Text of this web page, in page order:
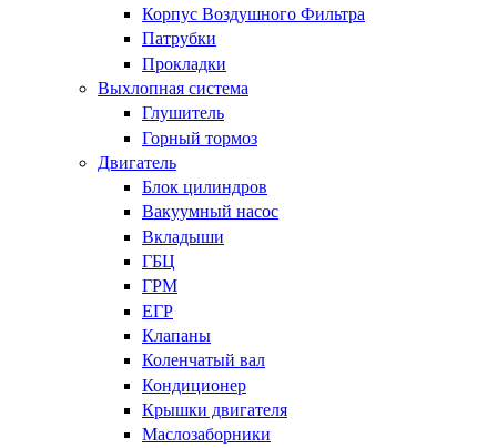
Корпус Воздушного Фильтра
Патрубки
Прокладки
Выхлопная система
Глушитель
Горный тормоз
Двигатель
Блок цилиндров
Вакуумный насос
Вкладыши
ГБЦ
ГРМ
ЕГР
Клапаны
Коленчатый вал
Кондиционер
Крышки двигателя
Маслозаборники